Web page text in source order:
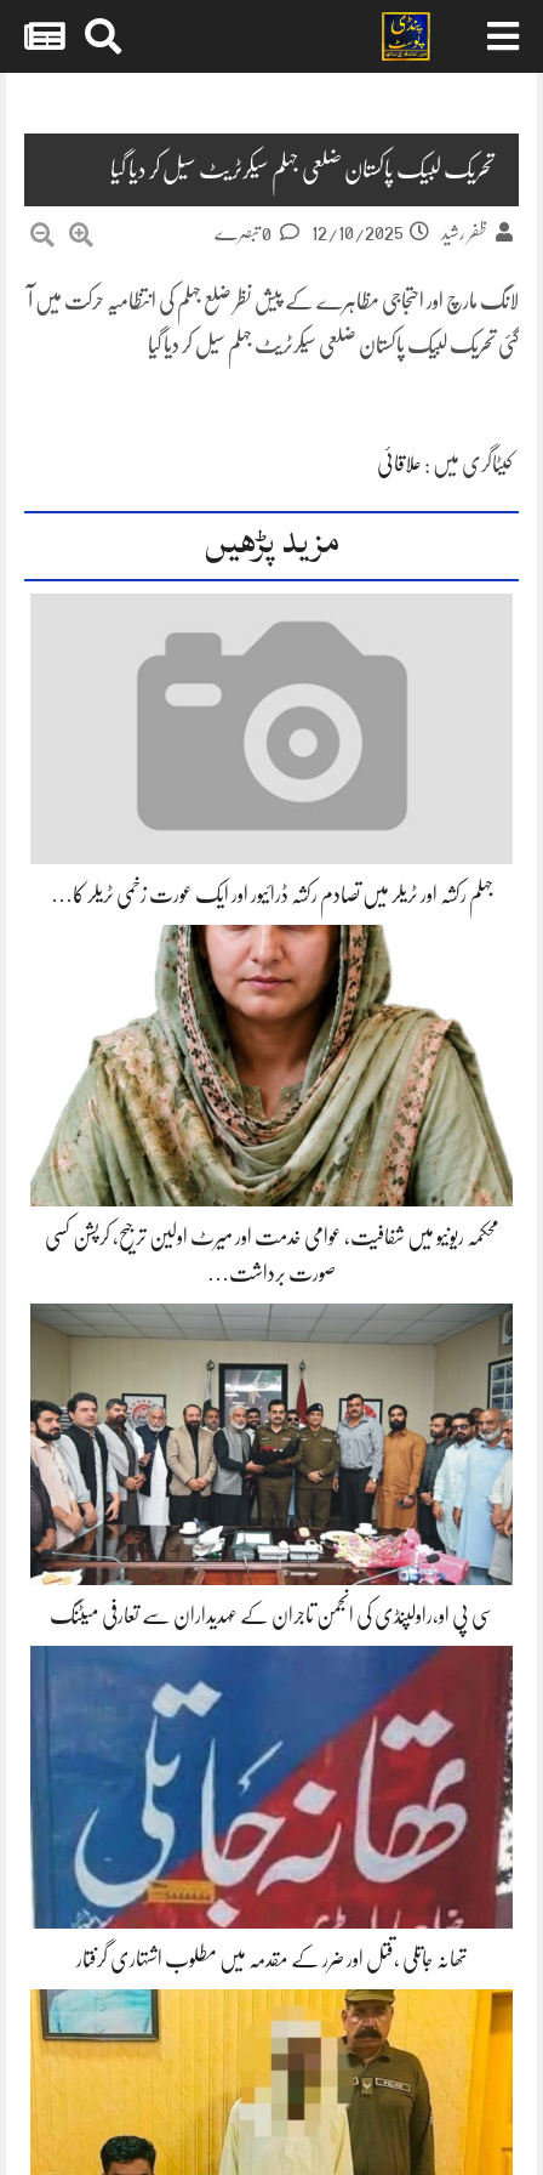
تحریک لبیک پاکستان ضلعی جہلم سیکرٹریٹ سیل کر دیا گیا
ظفر رشید 12/10/2025
لانگ مارچ اور احتجاجی مظاہرے کے پیش نظر ضلع جہلم کی انتظامیہ حرکت میں آ
گئی تحریک لبیک پاکستان ضلعی سیکرٹریٹ جہلم سیل کر دیا گیا
کیٹاگری میں : علاقائی
مزید پڑھیں
جہلم رکشہ اور ٹریلر میں تصادم رکشہ ڈرائیور اور ایک عورت زخمی ٹریلر کا…
محکمہ ریونیو میں شفافیت، عوامی خدمت اور میرٹ اولین ترجیح، کرپشن کسی
صورت برداشت…
سی پی او،راولپنڈی کی انجمن تاجران کے عہدیداران سے تعارفی میٹنگ
تھانہ جاتلی ،قتل اور ضرر کے مقدمہ میں مطلوب اشتہاری گرفتار